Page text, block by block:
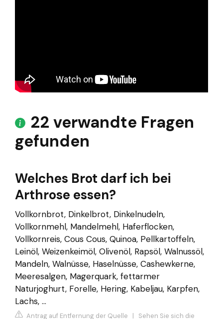
22 verwandte Fragen
gefunden
Welches Brot darf ich bei
Arthrose essen?
Vollkornbrot, Dinkelbrot, Dinkelnudeln,
Vollkornmehl, Mandelmehl, Haferflocken,
Vollkornreis, Cous Cous, Quinoa, Pellkartoffeln,
Leinöl, Weizenkeimöl, Olivenöl, Rapsöl, Walnussöl,
Mandeln, Walnüsse, Haselnüsse, Cashewkerne,
Meeresalgen, Magerquark, fettarmer
Naturjoghurt, Forelle, Hering, Kabeljau, Karpfen,
Lachs, ...
Antrag auf Entfernung der Quelle | Sehen Sie sich die